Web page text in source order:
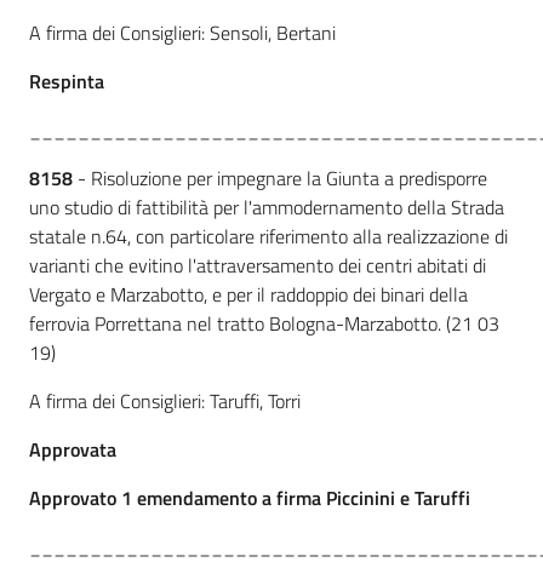
A firma dei Consiglieri: Sensoli, Bertani
Respinta
8158 - Risoluzione per impegnare la Giunta a predisporre
uno studio di fattibilità per l'ammodernamento della Strada
statale n.64, con particolare riferimento alla realizzazione di
varianti che evitino l'attraversamento dei centri abitati di
Vergato e Marzabotto, e per il raddoppio dei binari della
ferrovia Porrettana nel tratto Bologna-Marzabotto. (21 03
19)
A firma dei Consiglieri: Taruffi, Torri
Approvato 1 emendamento a firma Piccinini e Taruffi